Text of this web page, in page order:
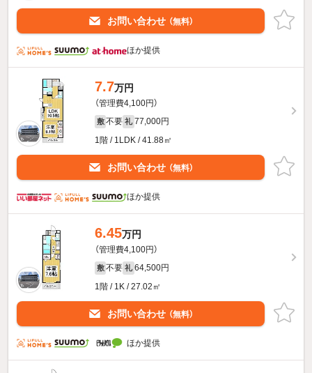
お問い合わせ （無料）
ほか提供
7.7万円
（管理費4,100円）
敷 不要 礼 77,000円
1階 / 1LDK / 41.88㎡
お問い合わせ （無料）
ほか提供
6.45万円
（管理費4,100円）
敷 不要 礼 64,500円
1階 / 1K / 27.02㎡
お問い合わせ （無料）
ほか提供